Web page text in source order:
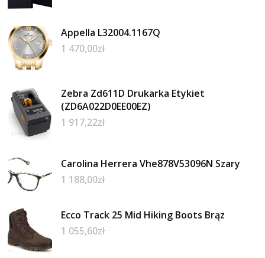
Appella L32004.1167Q
1 470,00zł
Zebra Zd611D Drukarka Etykiet
(ZD6A022D0EE00EZ)
1 917,22zł
Carolina Herrera Vhe878V53096N Szary
1 188,00zł
Ecco Track 25 Mid Hiking Boots Brąz
1 055,60zł